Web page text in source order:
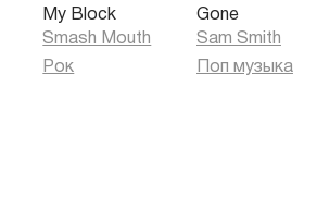
My Block
Smash Mouth
Рок
Gone
Sam Smith
Поп музыка